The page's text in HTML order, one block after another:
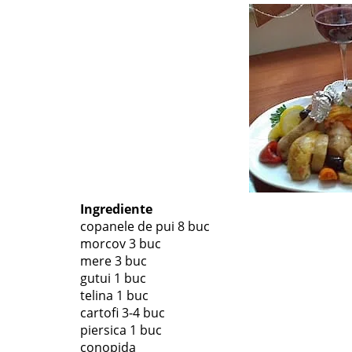
Ingrediente
copanele de pui 8 buc
morcov 3 buc
mere 3 buc
gutui 1 buc
telina 1 buc
cartofi 3-4 buc
piersica 1 buc
conopida